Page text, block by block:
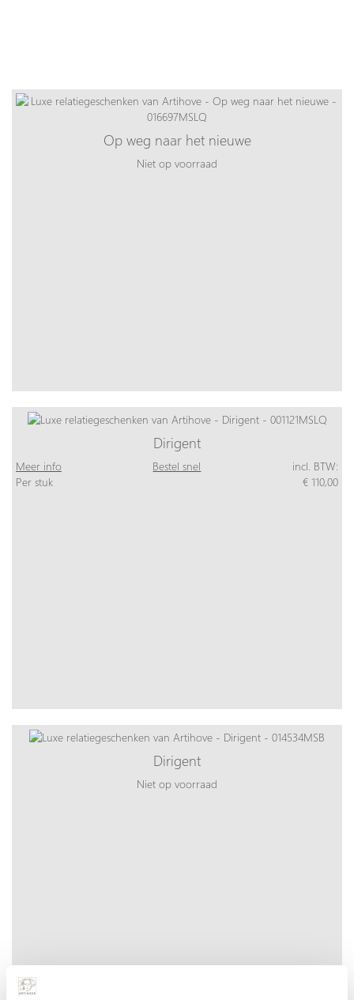
Op weg naar het nieuwe
Niet op voorraad
Dirigent
Meer info Bestel snel
incl. BTW:
Per stuk
€ 110,00
Dirigent
Niet op voorraad